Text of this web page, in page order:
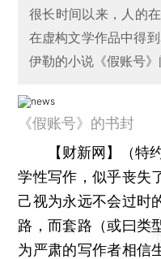
很长时间以来，人的
在虚构文学作品中得
伊勒的小说《假账号
《假账号》的书封
【财新网】（特
学性写作，似乎丧失
己视为永远不会过时
路，而套路（或曰类
为严肃的写作者相信